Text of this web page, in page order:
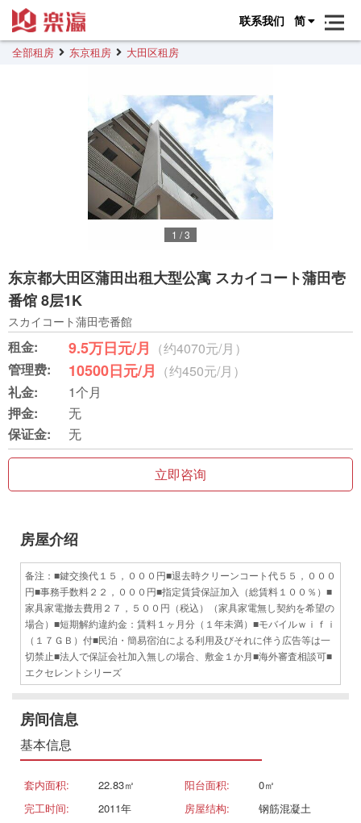
联系我们 简
全部租房 东京租房 大田区租房
1 /3
东京都大田区蒲田出租大型公寓 スカイコート蒲田壱
番馆 8层1K
スカイコート蒲田壱番館
租金: 9.5万日元/月 （约4070元/月）
管理费:
10500日元/月 （约450元/月）
礼金:
1个月
押金:
无
保证金:
无
立即咨询
房屋介绍
备注：■鍵交換代１５，０００円■退去時クリーンコート代５５，０００
円■事務手数料２２，０００円■指定賃貸保証加入（総賃料１００％）■
家具家電撤去費用２７，５００円（税込）（家具家電無し契約を希望の
場合）■短期解約違約金：賃料１ヶ月分（１年未満）■モバイルｗｉｆｉ
（１７ＧＢ）付■民泊・簡易宿泊による利用及びそれに伴う広告等は一
切禁止■法人で保証会社加入無しの場合、敷金１か月■海外審査相談可■
エクセレントシリーズ
房间信息
基本信息
套内面积: 22.83㎡ 阳台面积:
0㎡
完工时间:
2011年 房屋结构:
钢筋混凝土